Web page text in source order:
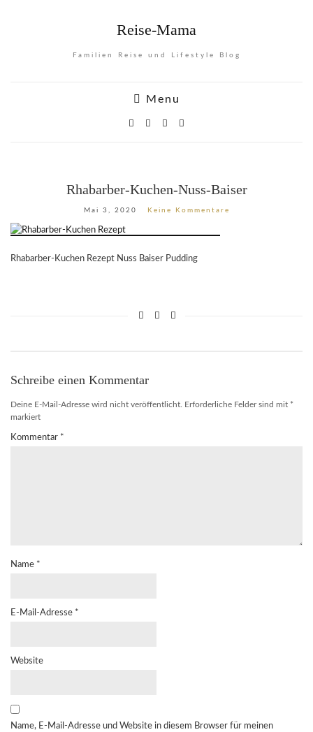
Reise-Mama
Familien Reise und Lifestyle Blog
Menu
Rhabarber-Kuchen-Nuss-Baiser
Mai 3, 2020 Keine Kommentare
Rhabarber-Kuchen Rezept Nuss Baiser Pudding
Schreibe einen Kommentar
Deine E-Mail-Adresse wird nicht veröffentlicht. Erforderliche Felder sind mit *
markiert
Kommentar *
Name *
E-Mail-Adresse *
Website
Name, E-Mail-Adresse und Website in diesem Browser für meinen